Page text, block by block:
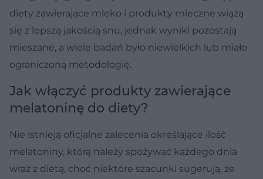
diety zawierające mleko i produkty mleczne wiążą
się z lepszą jakością snu, jednak wyniki pozostają
mieszane, a wiele badań było niewielkich lub miało
ograniczoną metodologię.
Jak włączyć produkty zawierające
melatoninę do diety?
Nie istnieją oficjalne zalecenia określające ilość
melatoniny, którą należy spożywać każdego dnia
wraz z dietą, choć niektóre szacunki sugerują, że